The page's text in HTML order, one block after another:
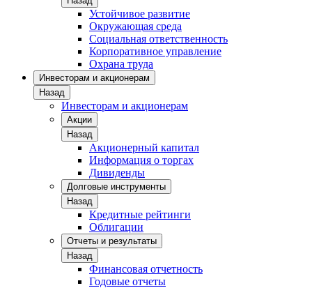
Устойчивое развитие
Окружающая среда
Социальная ответственность
Корпоративное управление
Охрана труда
Инвесторам и акционерам
Назад
Инвесторам и акционерам
Акции
Назад
Акционерный капитал
Информация о торгах
Дивиденды
Долговые инструменты
Назад
Кредитные рейтинги
Облигации
Отчеты и результаты
Назад
Финансовая отчетность
Годовые отчеты